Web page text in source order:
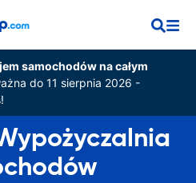
samochodów na całym
do 11 sierpnia 2026 -